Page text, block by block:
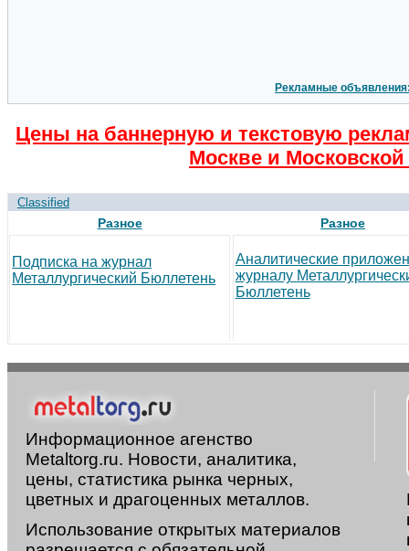
Рекламные
Цены на баннерную и текстовую
Москве и Московской
Classified
Разное
Подписка на журнал
Металлургический Бюллетень
Разное
Аналитические
журналу
Бюллетень
Информационное агенство
Metaltorg.ru. Новости, аналитика,
цены, статистика рынка черных,
цветных и драгоценных металлов.
Использование открытых материалов